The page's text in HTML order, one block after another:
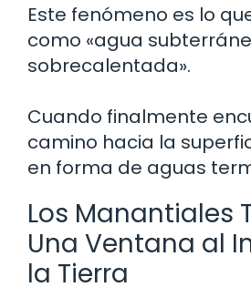
Este fenómeno es lo
como «agua
sobrecalentada».
Cuando finalmente
camino hacia la
en forma de aguas
Los Manantiales
Una Ventana al
la Tierra